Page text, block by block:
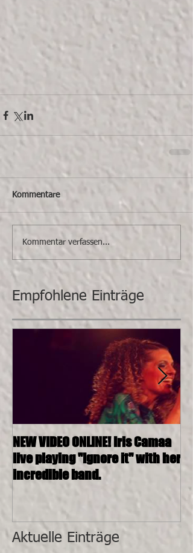
Kommentare
Kommentar verfassen...
Empfohlene Einträge
NEW VIDEO ONLINE! Iris Camaa
live playing "Ignore it" with her
incredible band.
Aktuelle Einträge